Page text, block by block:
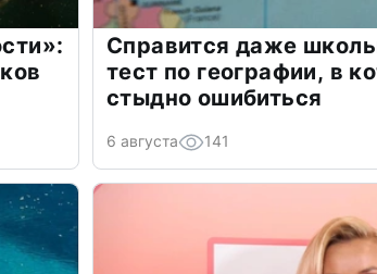
Справится даже
тест по географии, в
стыдно ошибиться
6 августа 141